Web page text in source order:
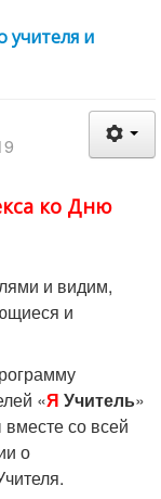
учителя и
ко Дню
и видим,
и
«Я Учитель»
со всей
о